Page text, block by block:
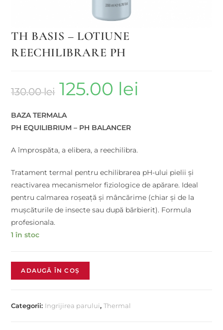
TH BASIS – LOTIUNE
REECHILIBRARE PH
130.00lei 125.00 lei
BAZA TERMALA
PH EQUILIBRIUM – PH BALANCER
A împrospăta, a elibera, a reechilibra.
Tratament termal pentru echilibrarea pH-ului pielii și
reactivarea mecanismelor fiziologice de apărare. Ideal
pentru calmarea roșeață și mâncărime (chiar și de la
mușcăturile de insecte sau după bărbierit). Formula
profesionala.
1 în stoc
ADAUGĂ ÎN COȘ
Categorii: Ingrijirea parului,Thermal